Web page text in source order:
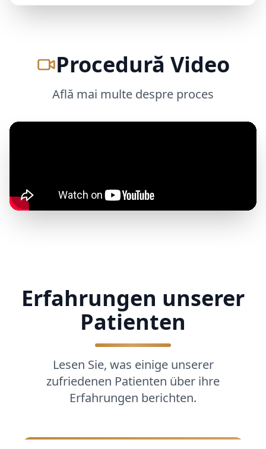
Procedură Video
Află mai multe despre proces
Erfahrungen unserer
Patienten
Lesen Sie, was einige unserer
zufriedenen Patienten über ihre
Erfahrungen berichten.